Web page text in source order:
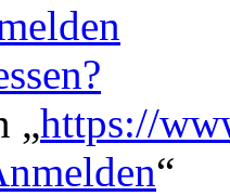
„https://
“